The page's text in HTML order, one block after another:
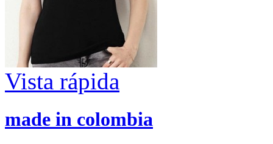
Vista rápida
made in colombia